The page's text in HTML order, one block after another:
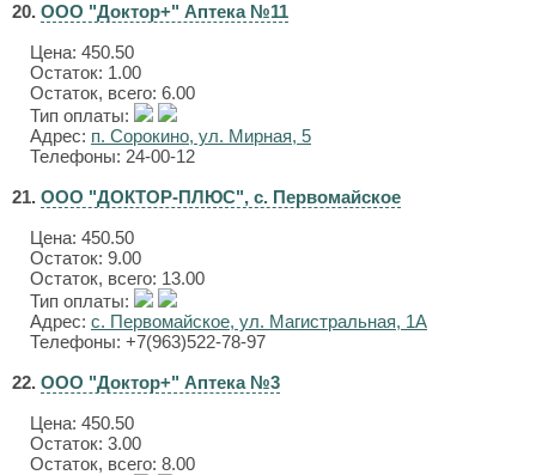
20. ООО "Доктор+" Аптека №11
Цена: 450.50
Остаток: 1.00
Остаток, всего: 6.00
Тип оплаты:
Адрес: п. Сорокино, ул. Мирная, 5
Телефоны: 24-00-12
21. ООО "ДОКТОР-ПЛЮС", с. Первомайское
Цена: 450.50
Остаток: 9.00
Остаток, всего: 13.00
Тип оплаты:
Адрес: с. Первомайское, ул. Магистральная, 1А
Телефоны: +7(963)522-78-97
22. ООО "Доктор+" Аптека №3
Цена: 450.50
Остаток: 3.00
Остаток, всего: 8.00